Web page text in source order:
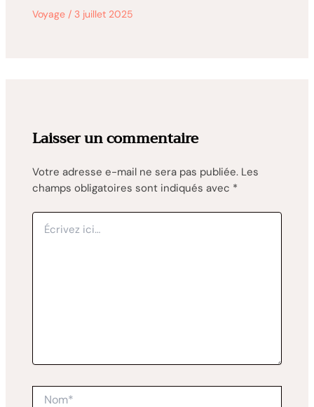
Voyage/ 3 juillet 2025
Laisser un commentaire
Votre adresse e-mail ne sera pas publiée. Les
champs obligatoires sont indiqués avec *
Écrivez
ici…